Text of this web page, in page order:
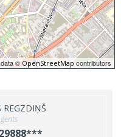
©OpenStreetMapcontributors
REGZDIŅŠ